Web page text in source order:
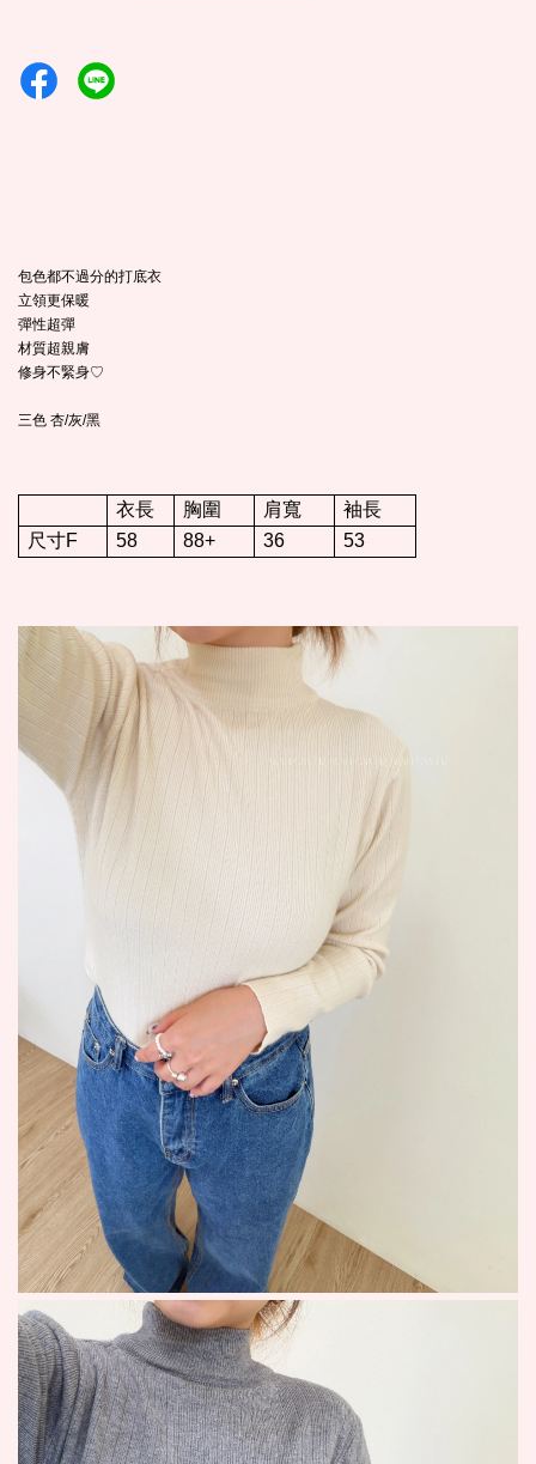
包色都不過分的打底衣
立領更保暖
彈性超彈
材質超親膚
修身不緊身♡
三色 杏/灰/黑
衣長 胸圍 肩寬
袖長
尺寸F
58 88+ 36 53